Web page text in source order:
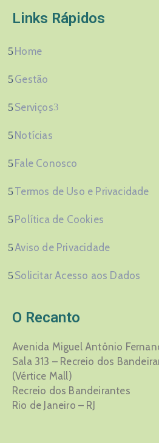
Links Rápidos
Home
Gestão
Serviços
Notícias
Fale Conosco
Termos de Uso e Privacidade
Política de Cookies
Aviso de Privacidade
Solicitar Acesso aos Dados
O Recanto
Avenida Miguel Antônio
Sala 313 – Recreio dos
(Vértice Mall)
Recreio dos Bandeirantes
Rio de Janeiro – RJ